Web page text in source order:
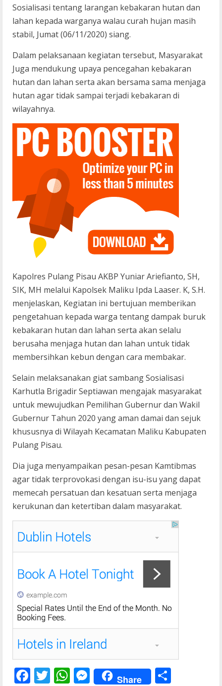
Sosialisasi tentang larangan kebakaran hutan dan
lahan kepada warganya walau curah hujan masih
stabil, Jumat (06/11/2020) siang.
Dalam pelaksanaan kegiatan tersebut, Masyarakat
Juga mendukung upaya pencegahan kebakaran
hutan dan lahan serta akan bersama sama menjaga
hutan agar tidak sampai terjadi kebakaran di
wilayahnya.
Kapolres Pulang Pisau AKBP Yuniar Ariefianto, SH,
SIK, MH melalui Kapolsek Maliku Ipda Laaser. K, S.H.
menjelaskan, Kegiatan ini bertujuan memberikan
pengetahuan kepada warga tentang dampak buruk
kebakaran hutan dan lahan serta akan selalu
berusaha menjaga hutan dan lahan untuk tidak
membersihkan kebun dengan cara membakar.
Selain melaksanakan giat sambang Sosialisasi
Karhutla Brigadir Septiawan mengajak masyarakat
untuk mewujudkan Pemilihan Gubernur dan Wakil
Gubernur Tahun 2020 yang aman damai dan sejuk
khususnya di Wilayah Kecamatan Maliku Kabupaten
Pulang Pisau.
Dia juga menyampaikan pesan-pesan Kamtibmas
agar tidak terprovokasi dengan isu-isu yang dapat
memecah persatuan dan kesatuan serta menjaga
kerukunan dan ketertiban dalam masyarakat.
F T W M Share